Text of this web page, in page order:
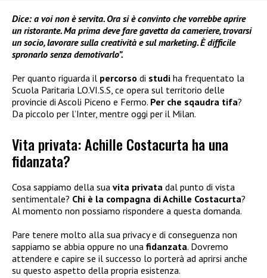
Dice: a voi non è servita. Ora si è convinto che vorrebbe aprire
un ristorante. Ma prima deve fare gavetta da cameriere, trovarsi
un socio, lavorare sulla creatività e sul marketing. È difficile
spronarlo senza demotivarlo”.
Per quanto riguarda il percorso di studi ha frequentato la
Scuola Paritaria LO.VI.S.S, ce opera sul territorio delle
provincie di Ascoli Piceno e Fermo. Per che sqaudra tifa?
Da piccolo per l’Inter, mentre oggi per il Milan.
Vita privata: Achille Costacurta ha una
fidanzata?
Cosa sappiamo della sua vita privata dal punto di vista
sentimentale? Chi è la compagna di Achille Costacurta?
Al momento non possiamo rispondere a questa domanda.
Pare tenere molto alla sua privacy e di conseguenza non
sappiamo se abbia oppure no una fidanzata. Dovremo
attendere e capire se il successo lo porterà ad aprirsi anche
su questo aspetto della propria esistenza.